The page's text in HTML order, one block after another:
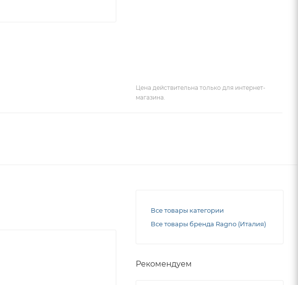
Цена действительна только для интернет-
магазина.
Все товары категории
Все товары бренда Ragno (Италия)
Рекомендуем